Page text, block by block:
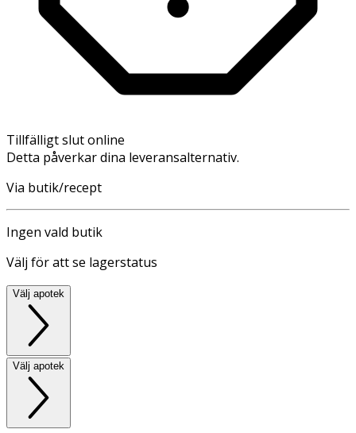
Tillfälligt slut online
Detta påverkar dina leveransalternativ.
Via butik/recept
Ingen vald butik
Välj för att se lagerstatus
Välj apotek
Välj apotek